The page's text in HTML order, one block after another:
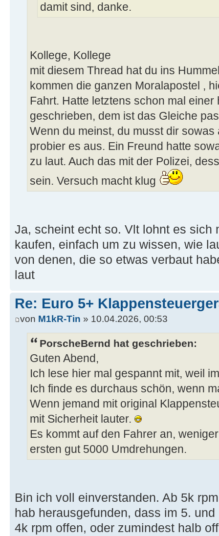
damit sind, danke.
Kollege, Kollege
mit diesem Thread hat du ins
kommen die ganzen Moralapostel ,
Fahrt. Hatte letztens schon mal
geschrieben, dem ist das Gleiche
Wenn du meinst, du musst dir
probier es aus. Ein Freund hatte
zu laut. Auch das mit der Polizei,
sein. Versuch macht klug
Ja, scheint echt so. Vlt lohnt es sich
kaufen, einfach um zu wissen, wie
von denen, die so etwas verbaut
laut
Re: Euro 5+
von M1kR-Tin » 10.04.2026, 00:53
PorscheBernd hat geschrieben:
Guten Abend,
Ich lese hier mal gespannt mit, weil
Ich finde es durchaus schön, wenn
Wenn jemand mit original
mit Sicherheit lauter.
Es kommt auf den Fahrer an,
ersten gut 5000 Umdrehungen.
Bin ich voll einverstanden. Ab 5k
hab herausgefunden, dass im 5.
4k rpm offen, oder zumindest halb